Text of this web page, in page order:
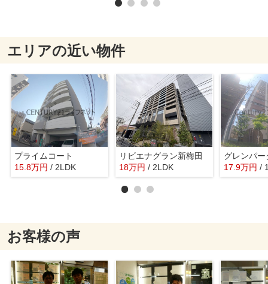
エリアの近い物件
プライムコート
15.8万円 / 2LDK
リビエナグラン新梅田
18万円 / 2LDK
グレンパー
17.9万円 /
お客様の声